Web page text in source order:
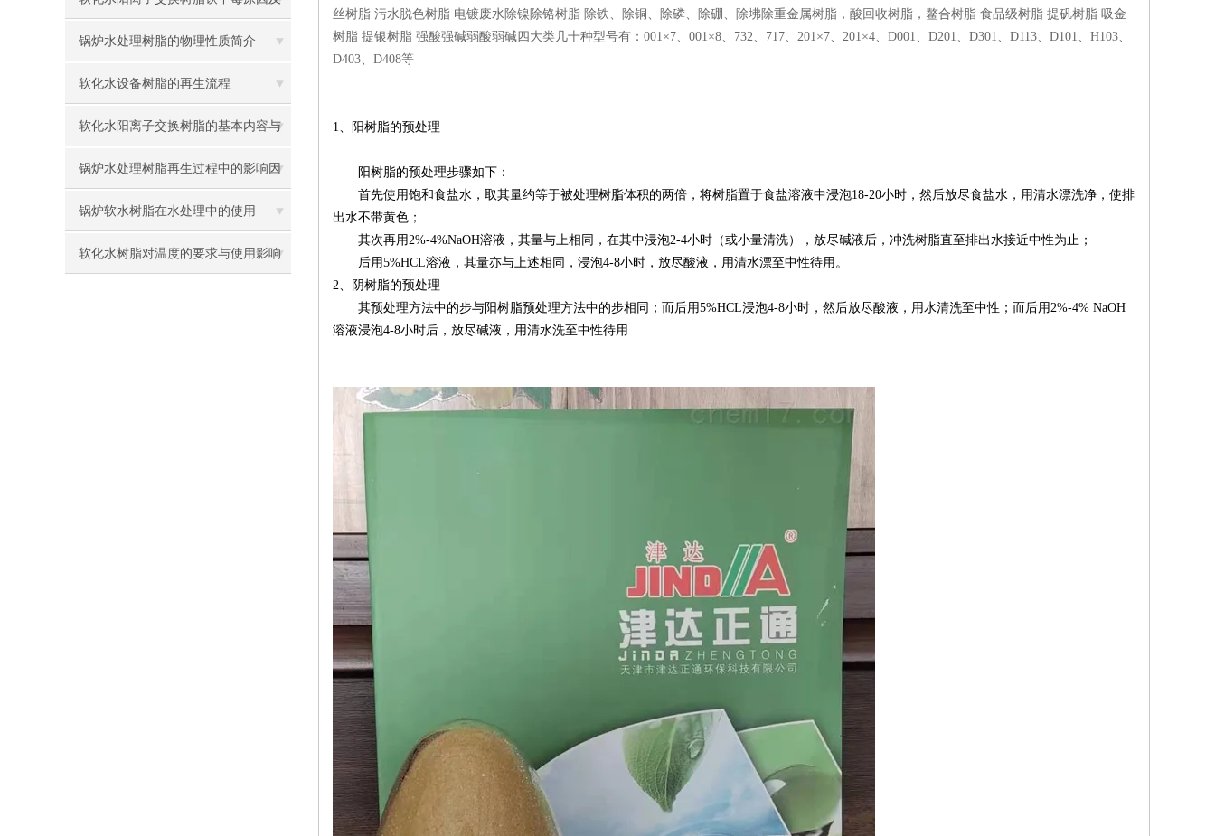
检验方法介绍
锅炉水处理树脂的物理性质简介
软化水设备树脂的再生流程
软化水阳离子交换树脂的基本内容与
分析
锅炉水处理树脂再生过程中的影响因
素
锅炉软水树脂在水处理中的使用
软化水树脂对温度的要求与使用影响
丝树脂 污水脱色树脂 电镀废水除镍除铬树脂 除铁、除铜、除磷、除硼、除坲除重金属树脂，酸回收树脂，鳌合树脂 食品级树脂 提矾树脂 吸金
树脂 提银树脂 强酸强碱弱酸弱碱四大类几十种型号有：001×7、001×8、732、717、201×7、201×4、D001、D201、D301、D113、D101、H103、
D403、D408等
1、 阳树脂的预处理
阳树脂的预处理步骤如下：
首先使用饱和食盐水，取其量约等于被处理树脂体积的两倍，将树脂置于食盐溶液中浸泡18-20小时，然后放尽食盐水，用清水漂洗净，使排
出水不带黄色 ；
其次再用2%-4%NaOH溶液，其量与上相同，在其中浸泡2-4小时（或小量清洗），放尽碱液后，冲洗树脂直至排出水接近中性为止 ；
后用5%HCL溶液，其量亦与上述相同，浸泡4-8小时，放尽酸液，用清水漂至中性待用。
2、
阴树脂的预处理
其预处理方法中的步与阳树脂预处理方法中的步相同；而后用5%HCL浸泡4-8小时，然后放尽酸液，用水清洗至中性；而后用2%-4% NaOH
溶液浸泡4-8小时后，放尽碱液，用清水洗至中性待用